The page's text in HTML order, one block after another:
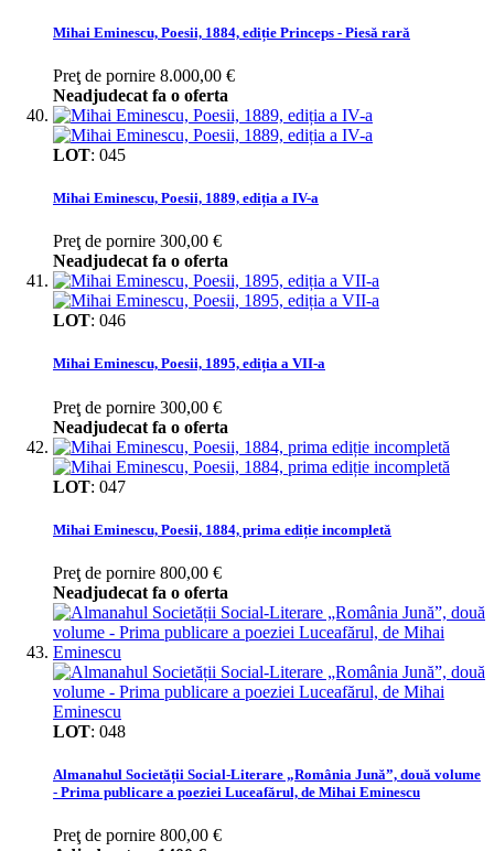
Mihai Eminescu, Poesii, 1884, ediție Princeps - Piesă rară
Preţ de pornire 8.000,00 €
Neadjudecat fa o oferta
LOT: 045
Mihai Eminescu, Poesii, 1889, ediția a IV-a
Preţ de pornire 300,00 €
Neadjudecat fa o oferta
LOT: 046
Mihai Eminescu, Poesii, 1895, ediția a VII-a
Preţ de pornire 300,00 €
Neadjudecat fa o oferta
LOT: 047
Mihai Eminescu, Poesii, 1884, prima ediție incompletă
Preţ de pornire 800,00 €
Neadjudecat fa o oferta
LOT: 048
Almanahul Societății Social-Literare „România Jună”, două volume
- Prima publicare a poeziei Luceafărul, de Mihai Eminescu
Preţ de pornire 800,00 €